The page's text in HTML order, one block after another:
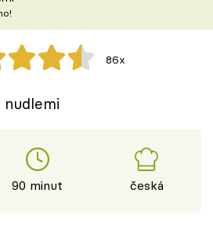
86x
90 minut česká